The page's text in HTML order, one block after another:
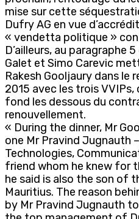
mise sur cette
Dufry AG en vue
« vendetta politique »
D’ailleurs, au paragraphe
Galet et Simo Carevic
Rakesh Gooljaury dans le
2015 avec les trois
fond les dessous du
renouvellement.
« During the dinner, Mr
one Mr Pravind Jugnauth
Technologies,
friend whom he knew for
he said is also the son of
Mauritius. The reason
by Mr Pravind Jugnauth